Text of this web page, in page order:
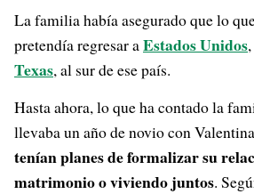
La familia había asegurado que lo
pretendía regresar aEstados Unidos
Texas, al sur de ese país.
Hasta ahora, lo que ha contado la
llevaba un año de novio con
tenían planes de formalizar su
matrimonio o viviendo juntos.